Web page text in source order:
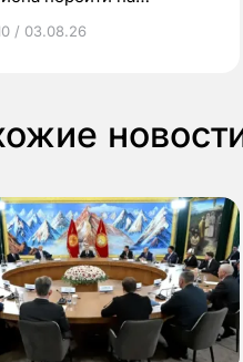
призы
/ 03.08.26